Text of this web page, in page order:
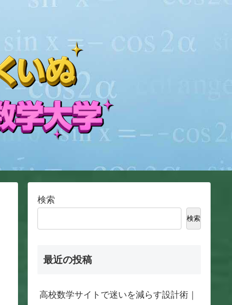
検索
検索
最近の投稿
高校数学サイトで迷いを減らす設計術｜